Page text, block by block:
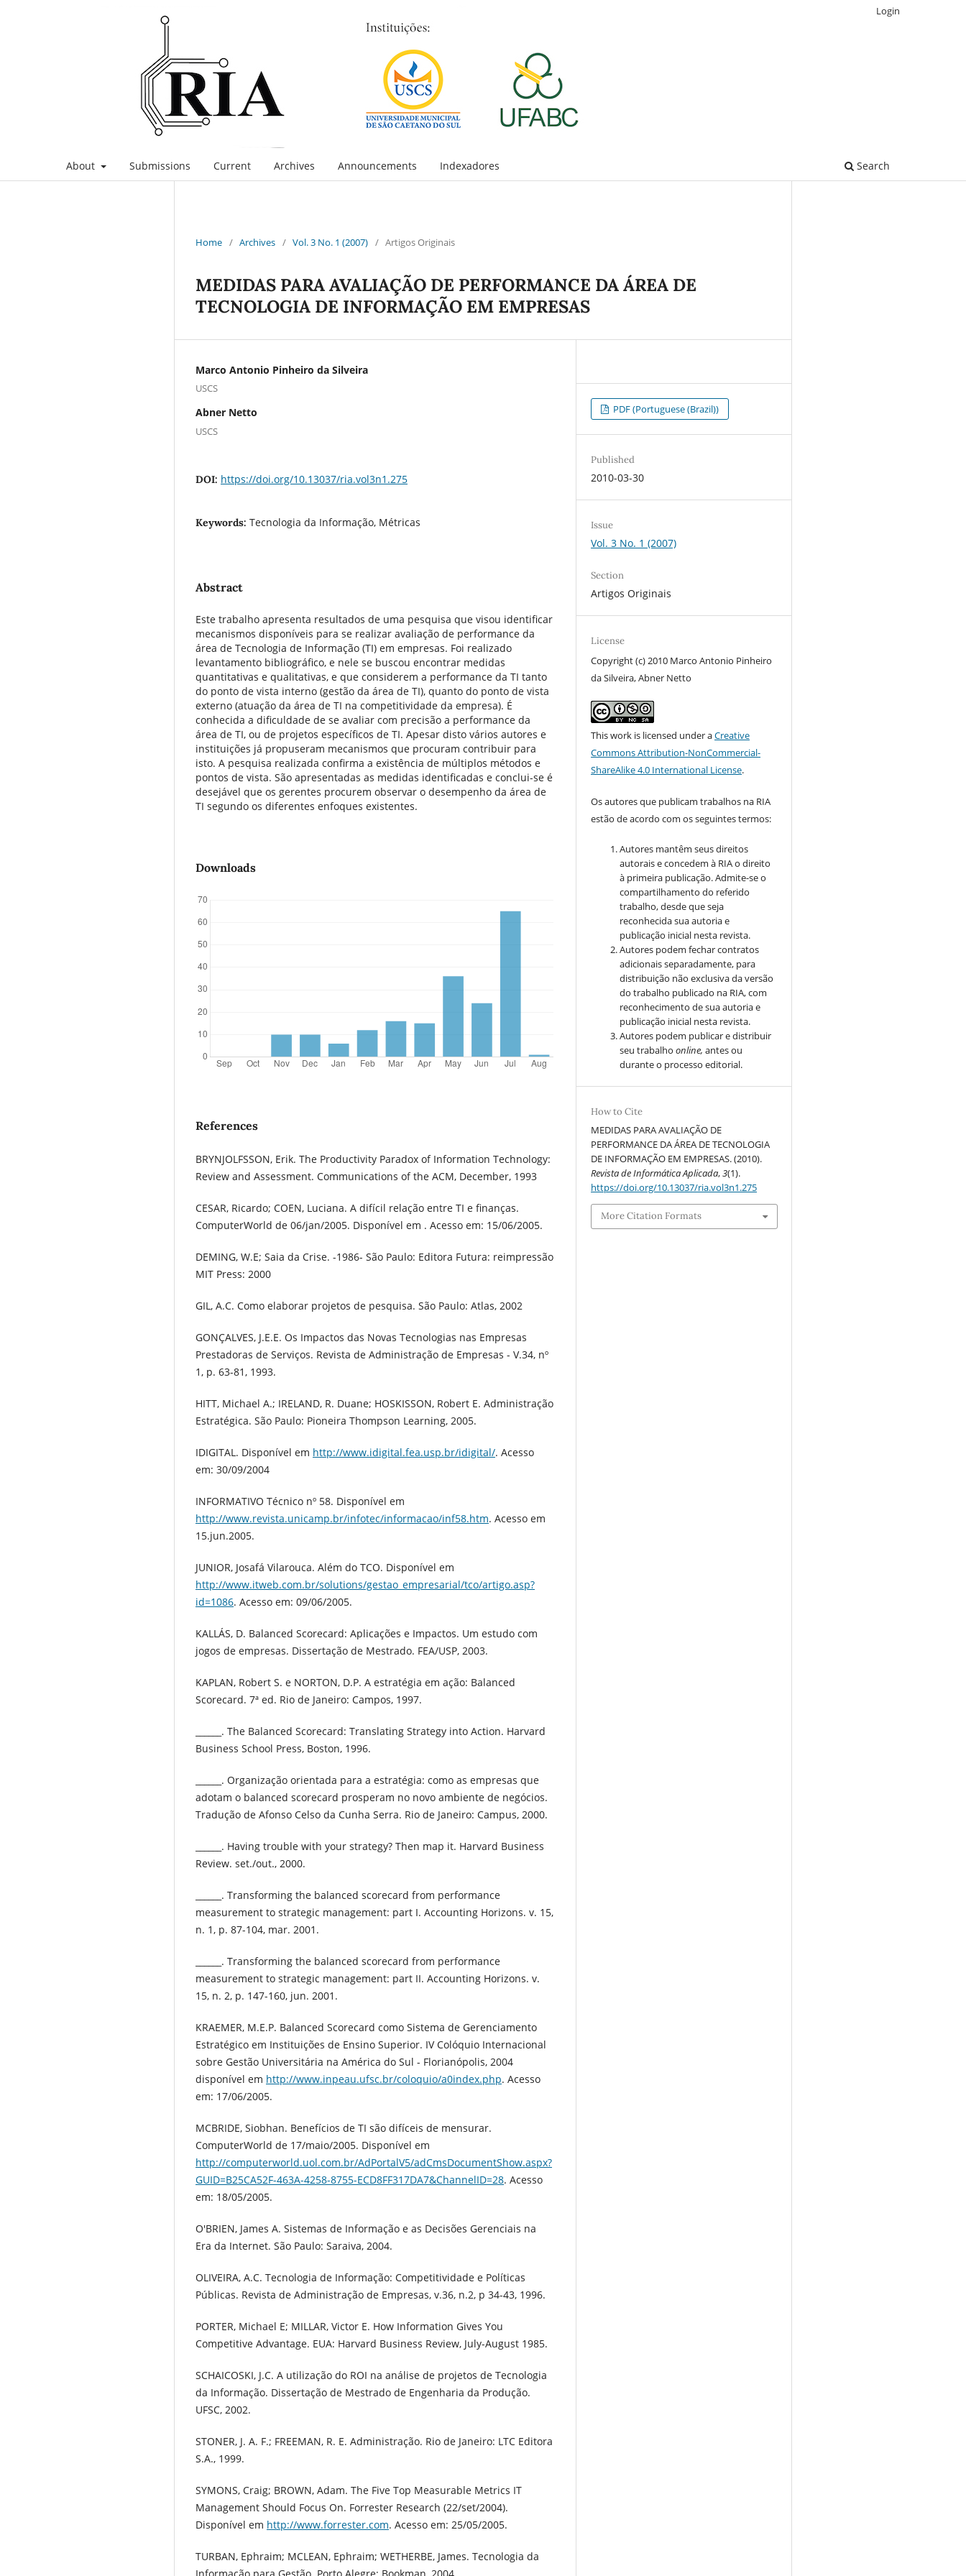
About Submissions Current Archives Announcements Indexadores Search
Login
Home / Archives / Vol. 3 No. 1 (2007) / Artigos Originais
MEDIDAS PARA AVALIAÇÃO DE PERFORMANCE DA ÁREA DE
TECNOLOGIA DE INFORMAÇÃO EM EMPRESAS
Marco Antonio Pinheiro da Silveira
USCS
Abner Netto
USCS
DOI: https://doi.org/10.13037/ria.vol3n1.275
Keywords: Tecnologia da Informação, Métricas
Abstract
Este trabalho apresenta resultados de uma pesquisa que visou identificar
mecanismos disponíveis para se realizar avaliação de performance da
área de Tecnologia de Informação (TI) em empresas. Foi realizado
levantamento bibliográfico, e nele se buscou encontrar medidas
quantitativas e qualitativas, e que considerem a performance da TI tanto
do ponto de vista interno (gestão da área de TI), quanto do ponto de vista
externo (atuação da área de TI na competitividade da empresa). É
conhecida a dificuldade de se avaliar com precisão a performance da
área de TI, ou de projetos específicos de TI. Apesar disto vários autores e
instituições já propuseram mecanismos que procuram contribuir para
isto. A pesquisa realizada confirma a existência de múltiplos métodos e
pontos de vista. São apresentadas as medidas identificadas e conclui-se é
desejável que os gerentes procurem observar o desempenho da área de
TI segundo os diferentes enfoques existentes.
Downloads
References
BRYNJOLFSSON, Erik. The Productivity Paradox of Information Technology:
Review and Assessment. Communications of the ACM, December, 1993
CESAR, Ricardo; COEN, Luciana. A difícil relação entre TI e finanças.
ComputerWorld de 06/jan/2005. Disponível em . Acesso em: 15/06/2005.
DEMING, W.E; Saia da Crise. -1986- São Paulo: Editora Futura: reimpressão
MIT Press: 2000
GIL, A.C. Como elaborar projetos de pesquisa. São Paulo: Atlas, 2002
GONÇALVES, J.E.E. Os Impactos das Novas Tecnologias nas Empresas
Prestadoras de Serviços. Revista de Administração de Empresas - V.34, nº
1, p. 63-81, 1993.
HITT, Michael A.; IRELAND, R. Duane; HOSKISSON, Robert E. Administração
Estratégica. São Paulo: Pioneira Thompson Learning, 2005.
IDIGITAL. Disponível em http://www.idigital.fea.usp.br/idigital/. Acesso
em: 30/09/2004
INFORMATIVO Técnico nº 58. Disponível em
http://www.revista.unicamp.br/infotec/informacao/inf58.htm. Acesso em
15.jun.2005.
JUNIOR, Josafá Vilarouca. Além do TCO. Disponível em
http://www.itweb.com.br/solutions/gestao_empresarial/tco/artigo.asp?
id=1086. Acesso em: 09/06/2005.
KALLÁS, D. Balanced Scorecard: Aplicações e Impactos. Um estudo com
jogos de empresas. Dissertação de Mestrado. FEA/USP, 2003.
KAPLAN, Robert S. e NORTON, D.P. A estratégia em ação: Balanced
Scorecard. 7ª ed. Rio de Janeiro: Campos, 1997.
______. The Balanced Scorecard: Translating Strategy into Action. Harvard
Business School Press, Boston, 1996.
______. Organização orientada para a estratégia: como as empresas que
adotam o balanced scorecard prosperam no novo ambiente de negócios.
Tradução de Afonso Celso da Cunha Serra. Rio de Janeiro: Campus, 2000.
______. Having trouble with your strategy? Then map it. Harvard Business
Review. set./out., 2000.
______. Transforming the balanced scorecard from performance
measurement to strategic management: part I. Accounting Horizons. v. 15,
n. 1, p. 87-104, mar. 2001.
______. Transforming the balanced scorecard from performance
measurement to strategic management: part II. Accounting Horizons. v.
15, n. 2, p. 147-160, jun. 2001.
KRAEMER, M.E.P. Balanced Scorecard como Sistema de Gerenciamento
Estratégico em Instituições de Ensino Superior. IV Colóquio Internacional
sobre Gestão Universitária na América do Sul - Florianópolis, 2004
disponível em http://www.inpeau.ufsc.br/coloquio/a0index.php. Acesso
em: 17/06/2005.
MCBRIDE, Siobhan. Benefícios de TI são difíceis de mensurar.
ComputerWorld de 17/maio/2005. Disponível em
http://computerworld.uol.com.br/AdPortalV5/adCmsDocumentShow.aspx?
GUID=B25CA52F-463A-4258-8755-ECD8FF317DA7&ChannelID=28. Acesso
em: 18/05/2005.
O'BRIEN, James A. Sistemas de Informação e as Decisões Gerenciais na
Era da Internet. São Paulo: Saraiva, 2004.
OLIVEIRA, A.C. Tecnologia de Informação: Competitividade e Políticas
Públicas. Revista de Administração de Empresas, v.36, n.2, p 34-43, 1996.
PORTER, Michael E; MILLAR, Victor E. How Information Gives You
Competitive Advantage. EUA: Harvard Business Review, July-August 1985.
SCHAICOSKI, J.C. A utilização do ROI na análise de projetos de Tecnologia
da Informação. Dissertação de Mestrado de Engenharia da Produção.
UFSC, 2002.
STONER, J. A. F.; FREEMAN, R. E. Administração. Rio de Janeiro: LTC Editora
S.A., 1999.
SYMONS, Craig; BROWN, Adam. The Five Top Measurable Metrics IT
Management Should Focus On. Forrester Research (22/set/2004).
Disponível em http://www.forrester.com. Acesso em: 25/05/2005.
TURBAN, Ephraim; MCLEAN, Ephraim; WETHERBE, James. Tecnologia da
PDF (Portuguese (Brazil))
Published
2010-03-30
Issue
Vol. 3 No. 1 (2007)
Section
Artigos Originais
License
Copyright (c) 2010 Marco Antonio Pinheiro
da Silveira, Abner Netto
This work is licensed under aCreative
Commons Attribution-NonCommercial-
ShareAlike 4.0 International License.
Os autores que publicam trabalhos na RIA
estão de acordo com os seguintes termos:
Autores mantêm seus direitos
autorais e concedem à RIA o direito
à primeira publicação. Admite-se o
compartilhamento do referido
trabalho, desde que seja
reconhecida sua autoria e
publicação inicial nesta revista.
Autores podem fechar contratos
adicionais separadamente, para
distribuição não exclusiva da versão
do trabalho publicado na RIA, com
reconhecimento de sua autoria e
publicação inicial nesta revista.
Autores podem publicar e distribuir
seu trabalhoonline,antes ou
durante o processo editorial.
How to Cite
MEDIDAS PARA AVALIAÇÃO DE
PERFORMANCE DA ÁREA DE TECNOLOGIA
DE INFORMAÇÃO EM EMPRESAS. (2010).
Revista de Informática Aplicada,3(1).
https://doi.org/10.13037/ria.vol3n1.275
More Citation Formats